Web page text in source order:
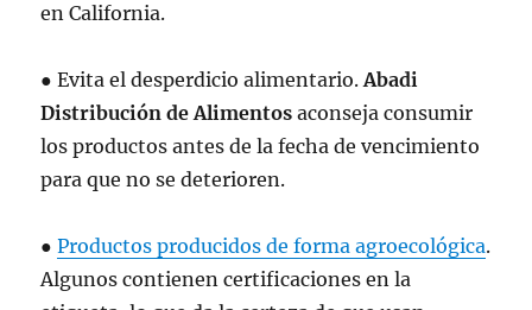
en California.
● Evita el desperdicio alimentario.Abadi
Distribución de Alimentos aconseja consumir
los productos antes de la fecha de vencimiento
para que no se deterioren.
●Productos producidos de forma agroecológica.
Algunos contienen certificaciones en la